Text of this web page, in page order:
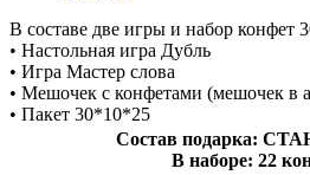
В составе две игры и набор конфет
• Настольная игра Дубль
• Игра Мастер слова
• Мешочек с конфетами (мешочек в
• Пакет 30*10*25
Состав подарка:
В наборе: 22